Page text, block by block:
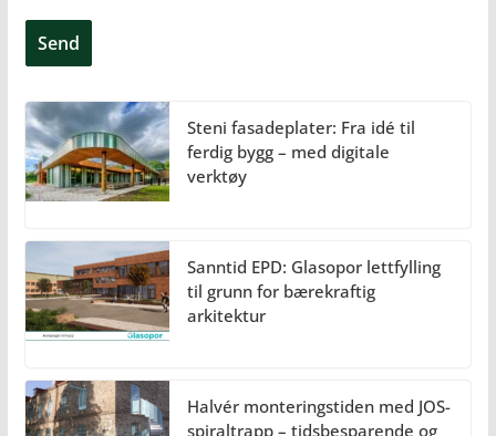
Steni fasadeplater: Fra idé til
ferdig bygg – med digitale
verktøy
Sanntid EPD: Glasopor lettfylling
til grunn for bærekraftig
arkitektur
Halvér monteringstiden med JOS-
spiraltrapp – tidsbesparende og